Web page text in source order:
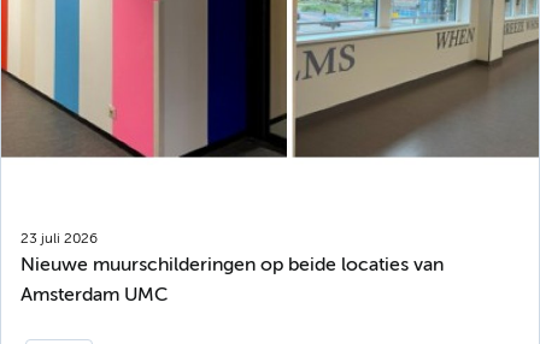
23 juli 2026
Nieuwe muurschilderingen op beide locaties van
Amsterdam UMC